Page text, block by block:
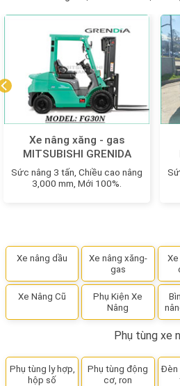
Xe nâng xăng - gas
MITSUBISHI GRENIDA
FG30N MỚI 100%
Sức nâng 3 tấn, Chiều cao nâng
3,000 mm, Mới 100%.
Xe nâng dầu
Xe nâng xăng-
gas
Xe Nâng Cũ
Phụ Kiện Xe
Nâng
Phụ tùng xe
Phụ tùng ly hợp,
hộp số
Phụ tùng động
cơ, ron
Đèn